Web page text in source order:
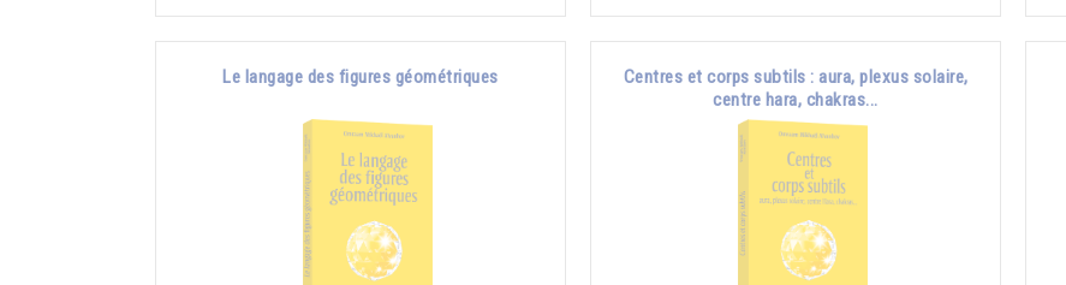
Le langage des figures géométriques
Centres et corps subtils : aura, plexus solaire,
centre hara, chakras...